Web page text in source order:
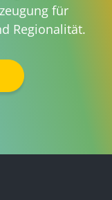
für
Regionalität.